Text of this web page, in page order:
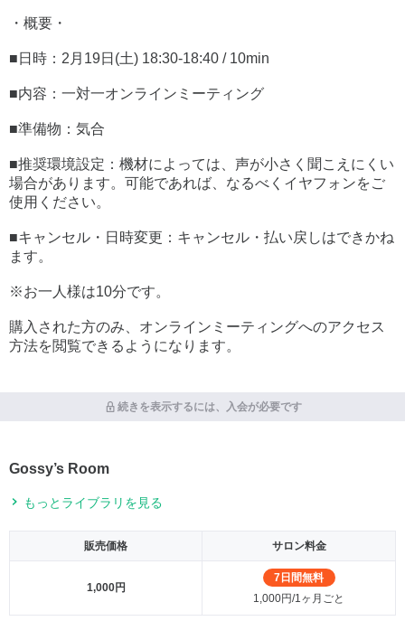
・概要・
■日時：2月19日(土) 18:30-18:40 / 10min
■内容：一対一オンラインミーティング
■準備物：気合
■推奨環境設定：機材によっては、声が小さく聞こえにくい
場合があります。可能であれば、なるべくイヤフォンをご
使用ください。
■キャンセル・日時変更：キャンセル・払い戻しはできかね
ます。
※お一人様は10分です。
購入された方のみ、オンラインミーティングへのアクセス
方法を閲覧できるようになります。
続きを表示するには、入会が必要です
Gossy’s Room
もっとライブラリを見る
販売価格 サロン料金
1,000円
7日間無料
1,000円/1ヶ月ごと